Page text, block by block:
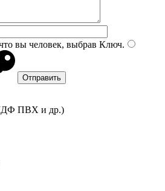
вы человек, выбрав Ключ.
ПВХ и др.)